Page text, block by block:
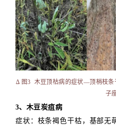
∆ 图3 木豆顶枯病的症状—顶梢枝条
子
3、木豆炭疽病
症状：枝条褐色干枯，基部无